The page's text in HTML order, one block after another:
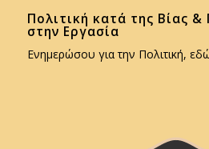
Πολιτική κατά της Βίας
στην Εργασία
Ενημερώσου για την Πολιτική,